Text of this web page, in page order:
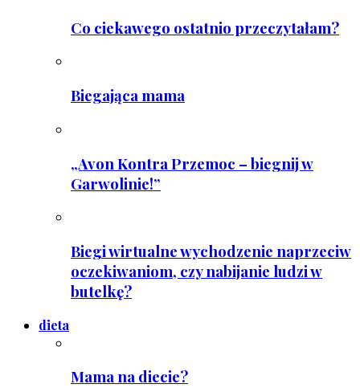
Co ciekawego ostatnio przeczytałam?
Biegająca mama
„Avon Kontra Przemoc – biegnij w
Garwolinie!”
Biegi wirtualne wychodzenie naprzeciw
oczekiwaniom, czy nabijanie ludzi w
butelkę?
dieta
Mama na diecie?